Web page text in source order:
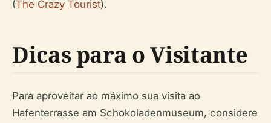
(The Crazy Tourist).
Dicas para o Visitante
Para aproveitar ao máximo sua visita ao
Hafenterrasse am Schokoladenmuseum, considere